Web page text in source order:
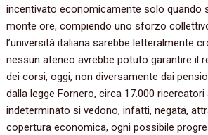
incentivato economicamente solo quando
monte ore, compiendo uno sforzo
l’università italiana sarebbe letteralmente
nessun ateneo avrebbe potuto garantire il
dei corsi, oggi, non diversamente dai
dalla legge Fornero, circa 17.000
indeterminato si vedono, infatti, negata,
copertura economica, ogni possibile